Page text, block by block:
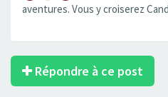
aventures. Vous y croiserez
Répondre à ce post